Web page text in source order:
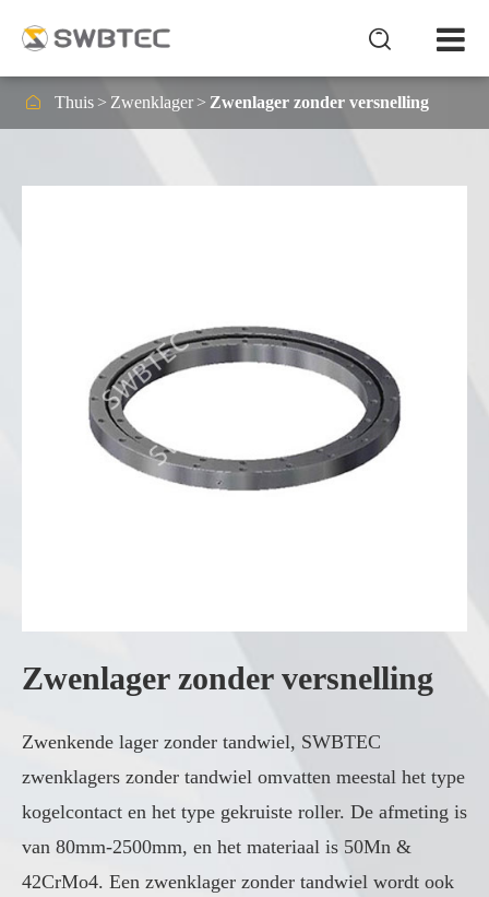

 Thuis Zwenklager Zwenlager zonder versnelling
Zwenlager zonder versnelling
Zwenkende lager zonder tandwiel, SWBTEC
zwenklagers zonder tandwiel omvatten meestal het type
kogelcontact en het type gekruiste roller. De afmeting is
van 80mm-2500mm, en het materiaal is 50Mn &
42CrMo4. Een zwenklager zonder tandwiel wordt ook